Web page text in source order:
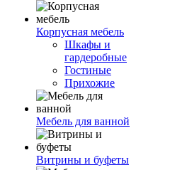
Корпусная мебель
Шкафы и
гардеробные
Гостиные
Прихожие
Мебель для ванной
Витрины и буфеты